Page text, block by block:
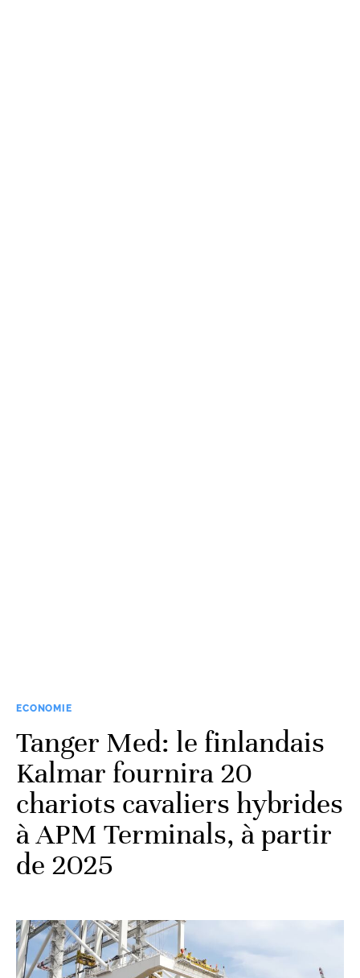
ECONOMIE
Tanger Med: le finlandais
Kalmar fournira 20
chariots cavaliers hybrides
à APM Terminals, à partir
de 2025